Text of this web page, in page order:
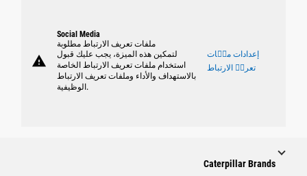
warning
Social Media
ملفات تعريف الارتباط مطلوبة
لتمكين هذه الميزة، يجب عليك قبول
استخدام ملفات تعريف الارتباط الخاصة
بالاستهداف والأداء وملفات تعريف الارتباط
الوظيفية.
إعدادات ملٝات
تعريٝ الارتباط
Caterpillar Brands